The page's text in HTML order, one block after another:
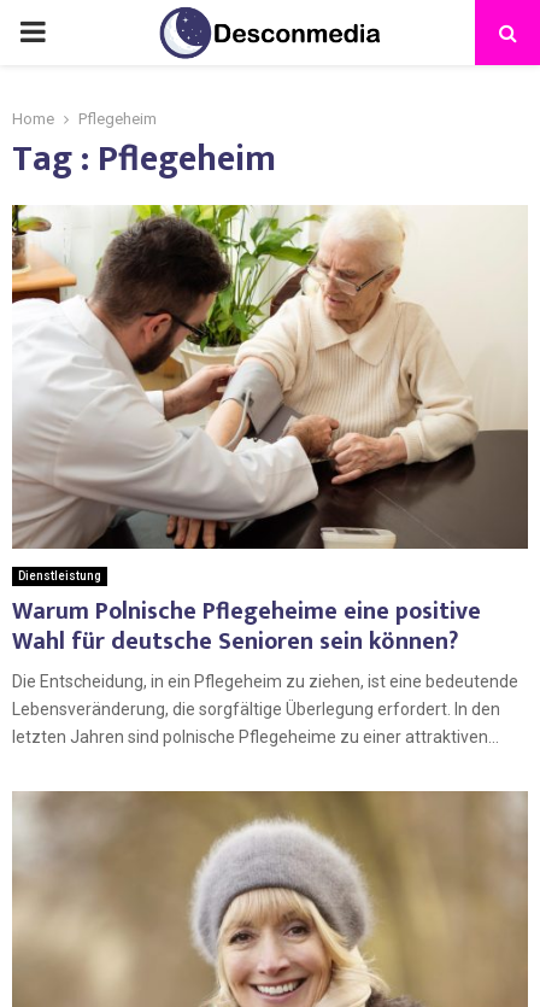
Home Pflegeheim
Tag : Pflegeheim
Dienstleistung
Warum Polnische Pflegeheime eine positive
Wahl für deutsche Senioren sein können?
Die Entscheidung, in ein Pflegeheim zu ziehen, ist eine bedeutende
Lebensveränderung, die sorgfältige Überlegung erfordert. In den
letzten Jahren sind polnische Pflegeheime zu einer attraktiven...